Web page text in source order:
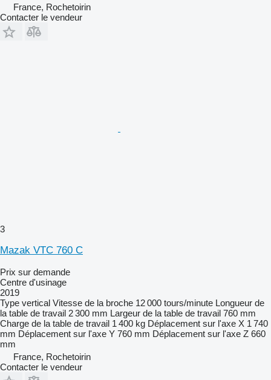
France, Rochetoirin
Contacter le vendeur
3
Mazak VTC 760 C
Prix sur demande
Centre d'usinage
2019
Type vertical Vitesse de la broche 12 000 tours/minute Longueur de
la table de travail 2 300 mm Largeur de la table de travail 760 mm
Charge de la table de travail 1 400 kg Déplacement sur l'axe X 1 740
mm Déplacement sur l'axe Y 760 mm Déplacement sur l'axe Z 660
mm
France, Rochetoirin
Contacter le vendeur